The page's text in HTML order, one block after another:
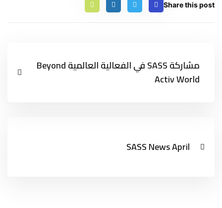
Share this post
مشاركة SASS في الفعالية العالمية Beyond
Activ World
SASS News April